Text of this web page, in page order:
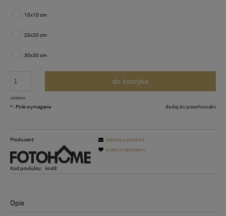
10x10 cm
20x20 cm
30x30 cm
zestaw
do koszyka
dodaj do przechowalni
*- Pole wymagane
Producent:
Kod produktu: kn48
zapytaj o produkt
poleć znajomemu
Opis